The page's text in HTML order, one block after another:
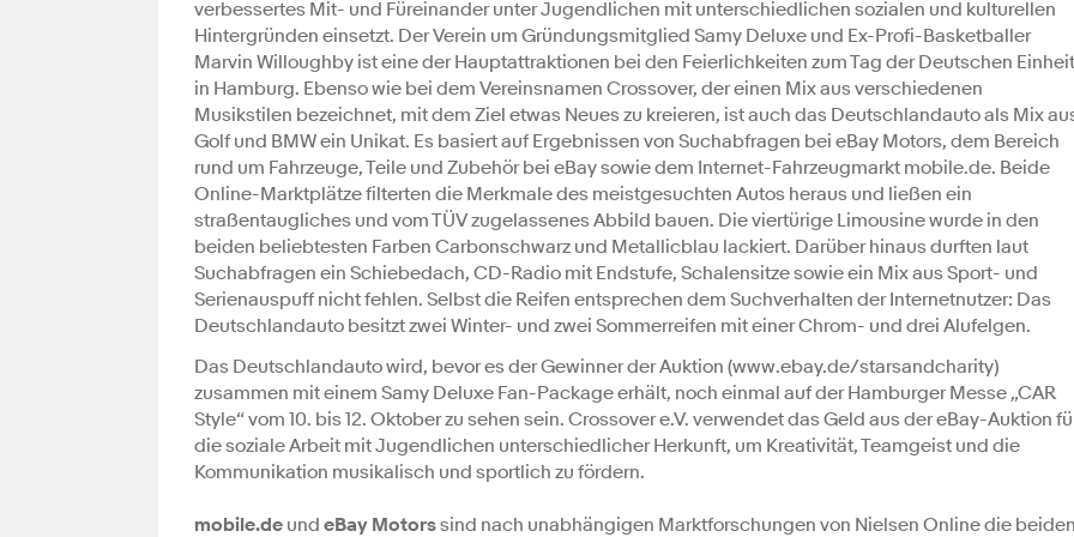
verbessertes Mit- und Füreinander unter Jugendlichen mit unterschiedlichen sozialen und kulturellen
Hintergründen einsetzt. Der Verein um Gründungsmitglied Samy Deluxe und Ex-Profi-Basketballer
Marvin Willoughby ist eine der Hauptattraktionen bei den Feierlichkeiten zum Tag der Deutschen Einheit
in Hamburg. Ebenso wie bei dem Vereinsnamen Crossover, der einen Mix aus verschiedenen
Musikstilen bezeichnet, mit dem Ziel etwas Neues zu kreieren, ist auch das Deutschlandauto als Mix
Golf und BMW ein Unikat. Es basiert auf Ergebnissen von Suchabfragen bei eBay Motors, dem Bereich
rund um Fahrzeuge, Teile und Zubehör bei eBay sowie dem Internet-Fahrzeugmarkt mobile.de. Beide
Online-Marktplätze filterten die Merkmale des meistgesuchten Autos heraus und ließen ein
straßentaugliches und vom TÜV zugelassenes Abbild bauen. Die viertürige Limousine wurde in den
beiden beliebtesten Farben Carbonschwarz und Metallicblau lackiert. Darüber hinaus durften laut
Suchabfragen ein Schiebedach, CD-Radio mit Endstufe, Schalensitze sowie ein Mix aus Sport- und
Serienauspuff nicht fehlen. Selbst die Reifen entsprechen dem Suchverhalten der Internetnutzer: Das
Deutschlandauto besitzt zwei Winter- und zwei Sommerreifen mit einer Chrom- und drei Alufelgen.
Das Deutschlandauto wird, bevor es der Gewinner der Auktion (www.ebay.de/starsandcharity)
zusammen mit einem Samy Deluxe Fan-Package erhält, noch einmal auf der Hamburger Messe „CAR
Style“ vom 10. bis 12. Oktober zu sehen sein. Crossover e.V. verwendet das Geld aus der eBay-Auktion
die soziale Arbeit mit Jugendlichen unterschiedlicher Herkunft, um Kreativität, Teamgeist und die
Kommunikation musikalisch und sportlich zu fördern.
mobile.de und eBay Motorssind nach unabhängigen Marktforschungen von Nielsen Online die beiden